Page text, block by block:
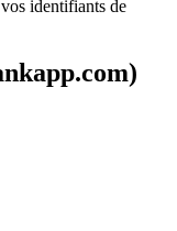
identifiants de